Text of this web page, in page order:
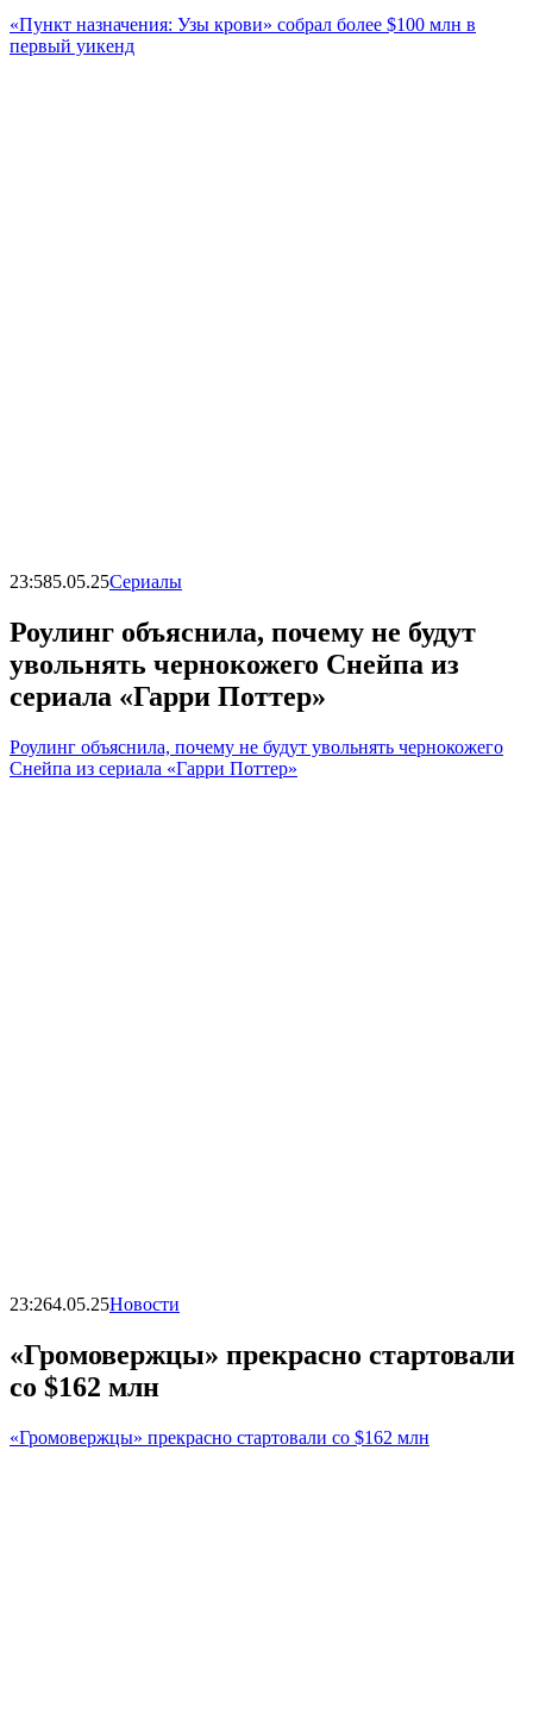
«Пункт назначения: Узы крови» собрал более $100 млн в
первый уикенд
23:585.05.25Сериалы
Роулинг объяснила, почему не будут
увольнять чернокожего Снейпа из
сериала «Гарри Поттер»
Роулинг объяснила, почему не будут увольнять чернокожего
Снейпа из сериала «Гарри Поттер»
23:264.05.25Новости
«Громовержцы» прекрасно стартовали
со $162 млн
«Громовержцы» прекрасно стартовали со $162 млн